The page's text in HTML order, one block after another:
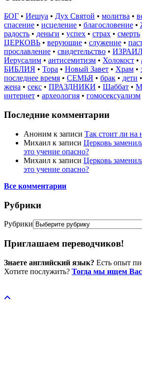
БОГ • Иешуа • Дух Святой • молитва •
спасение • исцеление • благословение •
радость • деньги • успех • страх • смерть
ЦЕРКОВЬ • верующие • служение •
прославление • свидетельство •
Иерусалим • антисемитизм • Холокост •
БИБЛИЯ • Тора • Новый Завет • Храм •
последнее время • СЕМЬЯ • брак • дети •
жена • секс • ПРАЗДНИКИ • Шаббат •
интернет • археология • гомосексуализм
Последние комментарии
Аноним к записи Так стоит ли на
Михаил к записи Церковь
это учение опасно?
Михаил к записи Церковь
это учение опасно?
Все комментарии
Рубрики
Рубрики
Приглашаем переводчиков!
Знаете английский язык? Есть опыт
Хотите послужить? Тогда мы ищем